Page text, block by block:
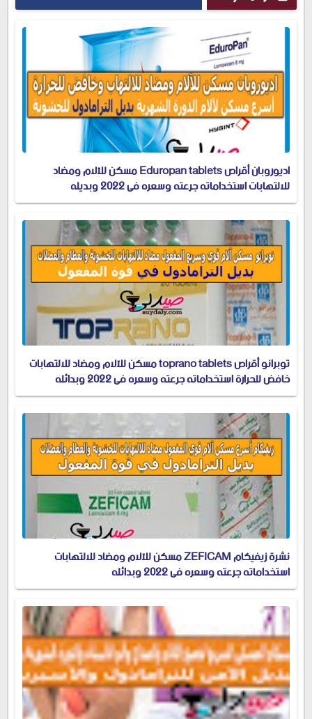
اديوروبان أقراص Eduropan tablets مسكن للآلام ومضاد
للالتهابات استخداماته جرعته وسعره في 2022 وبديله
توبرانو أقراص toprano tablets مسكن للآلام ومضاد للالتهابات
خافض للحرارة استخداماته جرعته وسعره في 2022 وبدائله
نشرة زيفيكام ZEFICAM مسكن للآلام ومضاد للالتهابات
استخداماته جرعته وسعره في 2022 وبدائله